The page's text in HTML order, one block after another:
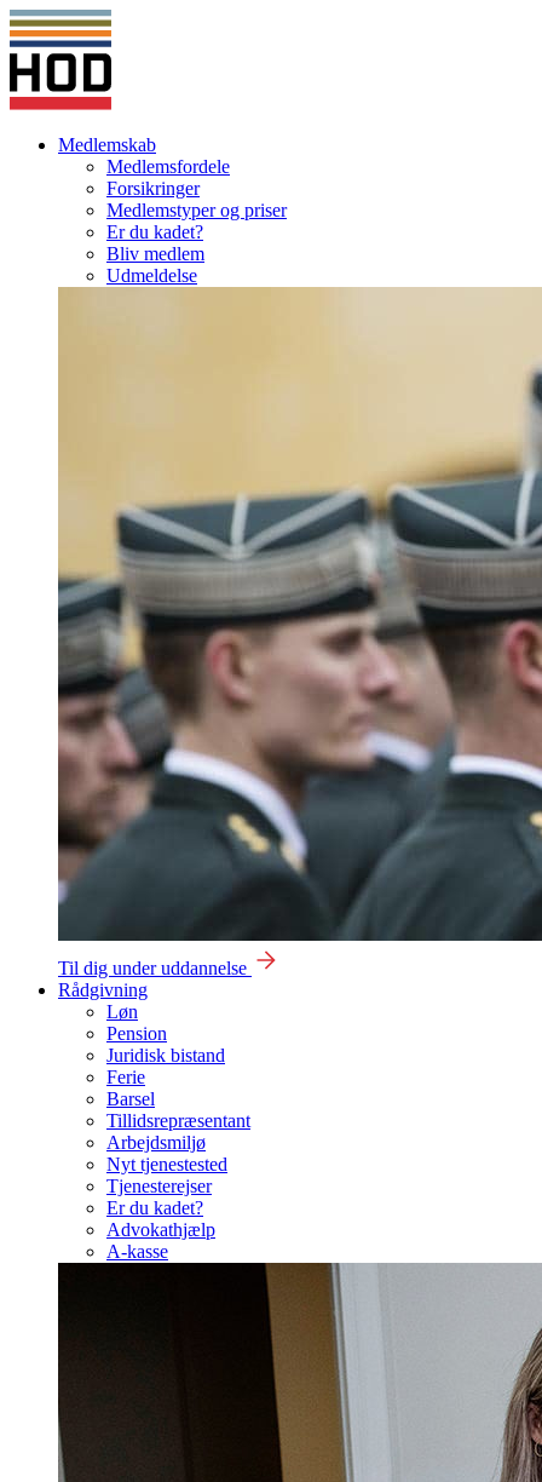
Medlemskab
Medlemsfordele
Forsikringer
Medlemstyper og priser
Er du kadet?
Bliv medlem
Udmeldelse
Til dig under uddannelse
Rådgivning
Løn
Pension
Juridisk bistand
Ferie
Barsel
Tillidsrepræsentant
Arbejdsmiljø
Nyt tjenestested
Tjenesterejser
Er du kadet?
Advokathjælp
A-kasse